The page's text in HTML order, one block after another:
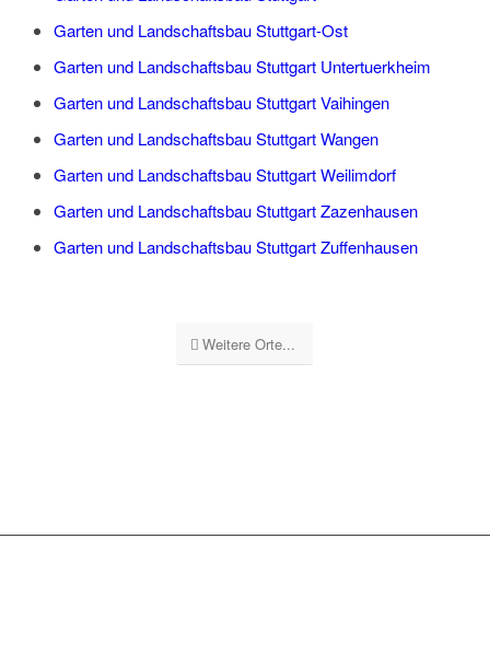
Garten und Landschaftsbau Stuttgart-Ost
Garten und Landschaftsbau Stuttgart Untertuerkheim
Garten und Landschaftsbau Stuttgart Vaihingen
Garten und Landschaftsbau Stuttgart Wangen
Garten und Landschaftsbau Stuttgart Weilimdorf
Garten und Landschaftsbau Stuttgart Zazenhausen
Garten und Landschaftsbau Stuttgart Zuffenhausen
Weitere Orte...